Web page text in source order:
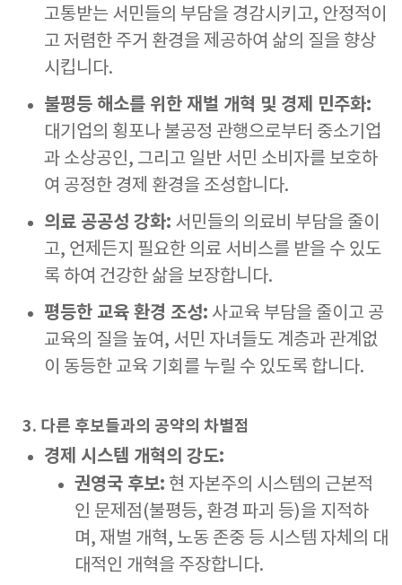
고통받는 서민들의 부담을 경감시키고, 안정적이
고 저렴한 주거 환경을 제공하여 삶의 질을 향상
시킵니다.
불평등 해소를 위한 재벌 개혁 및 경제 민주화:
대기업의 횡포나 불공정 관행으로부터 중소기업
과 소상공인, 그리고 일반 서민 소비자를 보호하
여 공정한 경제 환경을 조성합니다.
의료 공공성 강화: 서민들의 의료비 부담을 줄이
고, 언제든지 필요한 의료 서비스를 받을 수 있도
록 하여 건강한 삶을 보장합니다.
평등한 교육 환경 조성: 사교육 부담을 줄이고 공
교육의 질을 높여, 서민 자녀들도 계층과 관계없
이 동등한 교육 기회를 누릴 수 있도록 합니다.
3. 다른 후보들과의 공약의 차별점
경제 시스템 개혁의 강도:
권영국 후보: 현 자본주의 시스템의 근본적
인 문제점(불평등, 환경 파괴 등)을 지적하
며, 재벌 개혁, 노동 존중 등 시스템 자체의 대
대적인 개혁을 주장합니다.